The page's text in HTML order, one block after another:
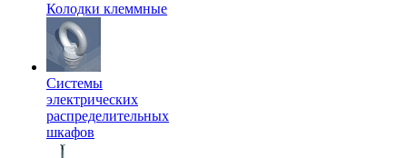
Колодки клеммные
Системы
электрических
распределительных
шкафов